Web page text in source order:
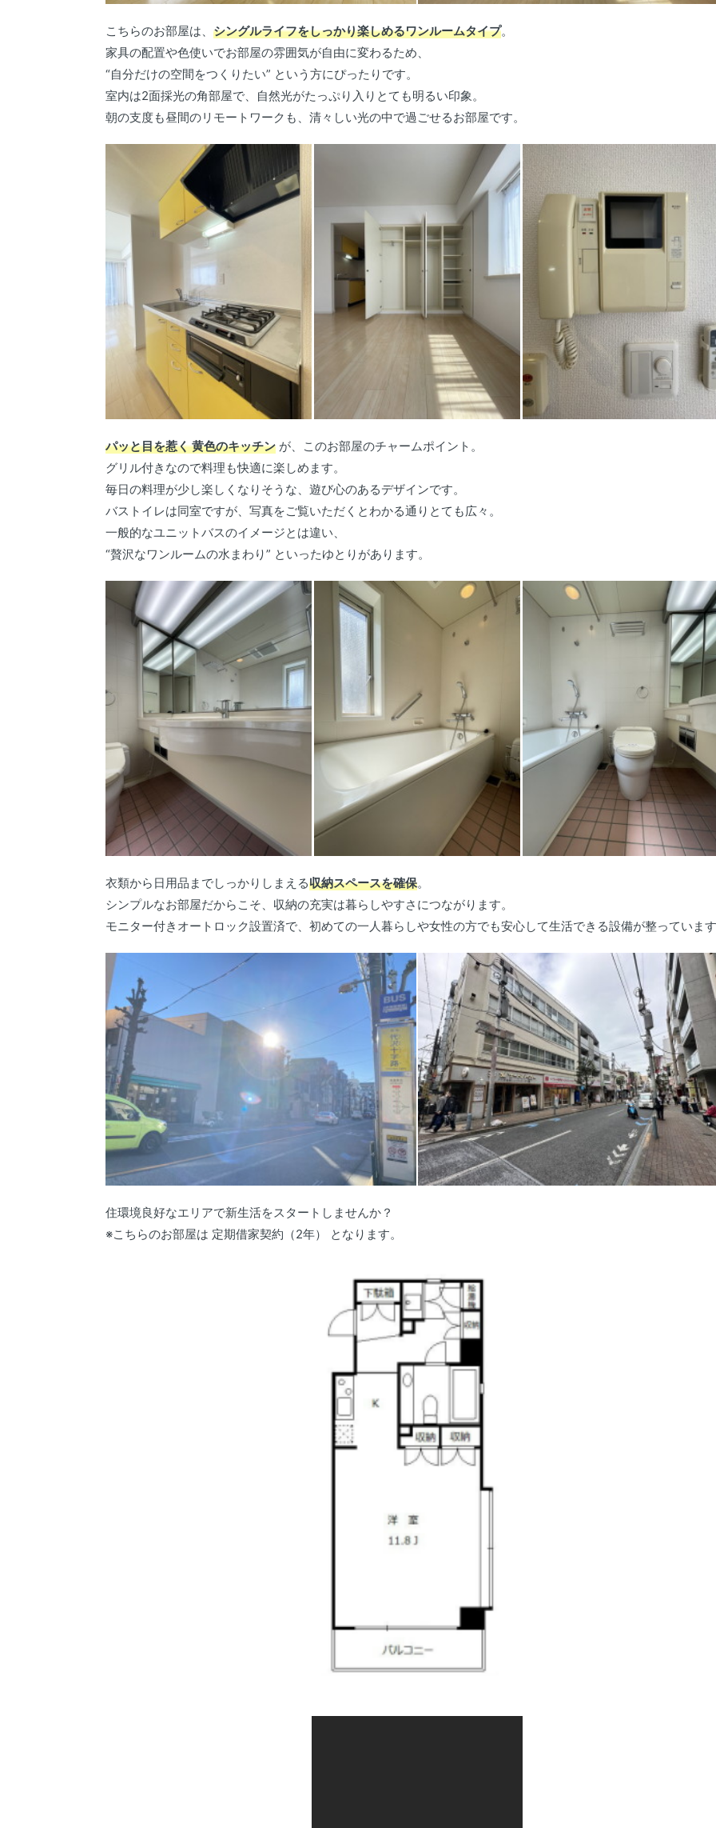
こちらのお部屋は、 シングルライフをしっかり楽しめるワンルームタイプ。
家具の配置や色使いでお部屋の雰囲気が自由に変わるため、
“自分だけの空間をつくりたい” という方にぴったりです。
室内は2面採光の角部屋で、自然光がたっぷり入りとても明るい印象。
朝の支度も昼間のリモートワークも、清々しい光の中で過ごせるお部屋です。
パッと目を惹く 黄色のキッチン が、このお部屋のチャームポイント。
グリル付きなので料理も快適に楽しめます。
毎日の料理が少し楽しくなりそうな、遊び心のあるデザインです。
バストイレは同室ですが、写真をご覧いただくとわかる通りとても広々。
一般的なユニットバスのイメージとは違い、
“贅沢なワンルームの水まわり” といったゆとりがあります。
衣類から日用品までしっかりしまえる収納スペースを確保。
シンプルなお部屋だからこそ、収納の充実は暮らしやすさにつながります。
モニター付きオートロック設置済で、初めての一人暮らしや女性の方でも安心して生活できる設備が整っていま
住環境良好なエリアで新生活をスタートしませんか？
※こちらのお部屋は 定期借家契約（2年） となります。